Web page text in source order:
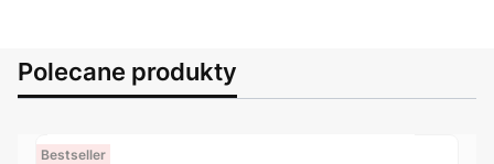
Polecane produkty
Bestseller